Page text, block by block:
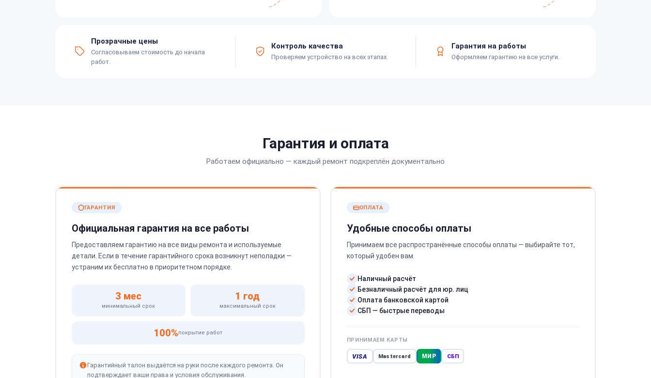
Прозрачные цены
Согласовываем стоимость до начала
работ.
Контроль качества
Проверяем устройство на всех этапах.
Гарантия на работы
Оформляем гарантию на все услуги.
Гарантия и оплата
Работаем официально — каждый ремонт подкреплён документально
ГАРАНТИЯ
Официальная гарантия на все работы
Предоставляем гарантию на все виды ремонта и используемые
детали. Если в течение гарантийного срока возникнут неполадки —
устраним их бесплатно в приоритетном порядке.
3 мес
минимальный срок
1 год
максимальный срок
100%покрытие работ
Гарантийный талон выдаётся на руки после каждого ремонта. Он
подтверждает ваши права и условия обслуживания.
ОПЛАТА
Удобные способы оплаты
Принимаем все распространённые способы оплаты — выбирайте тот,
который удобен вам.
Наличный расчёт
Безналичный расчёт для юр. лиц
Оплата банковской картой
СБП — быстрые переводы
ПРИНИМАЕМ КАРТЫ
VISA Mastercard МИР СБП